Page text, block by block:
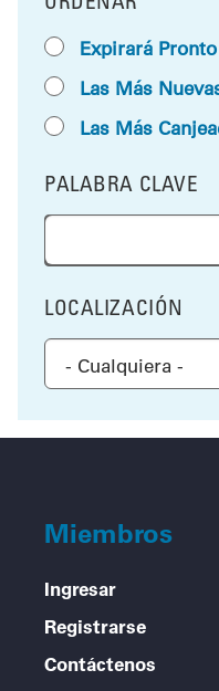
RESULTS BY
Expirará Pronto
Las Más
Las Más
FILTRAR POR
PALABRA CLAVE
Ingrese una
FILTRAR POR
LOCALIZACIÓN
Select a location
Miembros
Ingresar
Registrarse
Contáctenos